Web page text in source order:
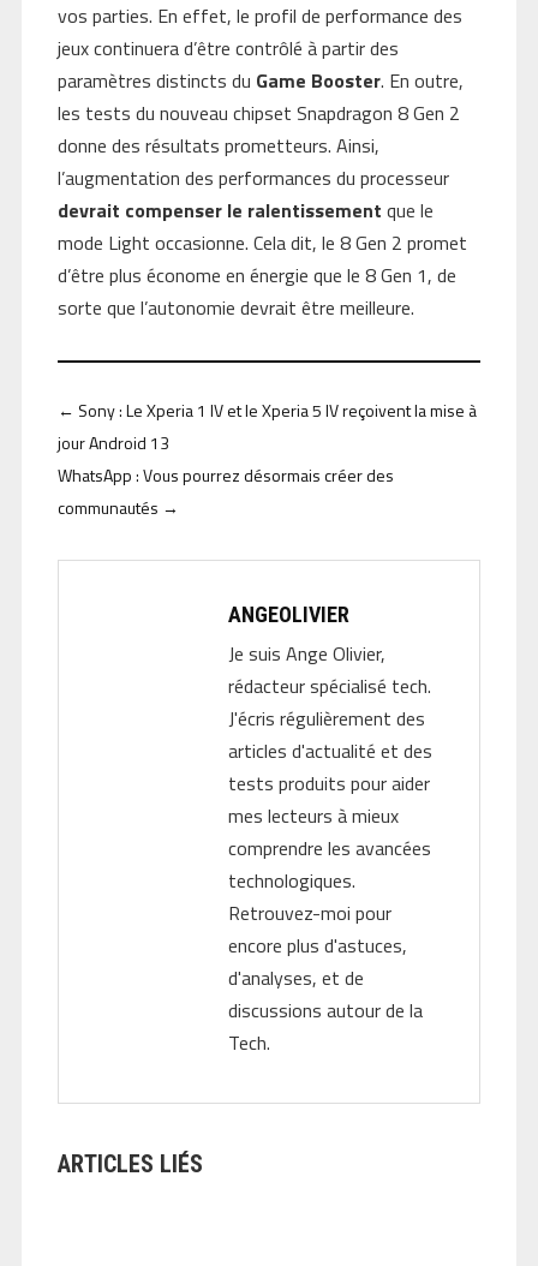
vos parties. En effet, le profil de performance des
jeux continuera d’être contrôlé à partir des
paramètres distincts du Game Booster. En outre,
les tests du nouveau chipset Snapdragon 8 Gen 2
donne des résultats prometteurs. Ainsi,
l’augmentation des performances du processeur
devrait compenser le ralentissement que le
mode Light occasionne. Cela dit, le 8 Gen 2 promet
d’être plus économe en énergie que le 8 Gen 1, de
sorte que l’autonomie devrait être meilleure.
← Sony : Le Xperia 1 IV et le Xperia 5 IV reçoivent la mise à
jour Android 13
WhatsApp : Vous pourrez désormais créer des
communautés →
ANGEOLIVIER
Je suis Ange Olivier,
rédacteur spécialisé tech.
J'écris régulièrement des
articles d'actualité et des
tests produits pour aider
mes lecteurs à mieux
comprendre les avancées
technologiques.
Retrouvez-moi pour
encore plus d'astuces,
d'analyses, et de
discussions autour de la
Tech.
ARTICLES LIÉS